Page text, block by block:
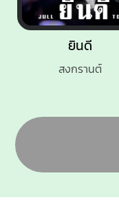
ยินดี
สงกรานต์